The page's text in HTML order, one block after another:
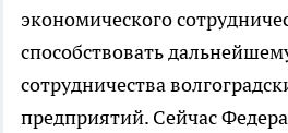
экономического
способствовать
сотрудничества
предприятий. Сейчас